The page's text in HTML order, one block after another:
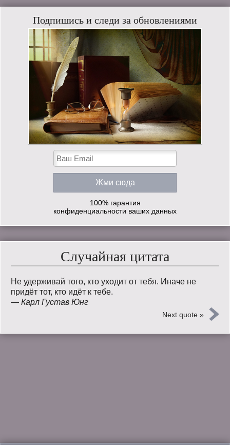
Подпишись и следи за обновлениями
100% гарантия
конфиденциальности ваших данных
Случайная цитата
Не удерживай того, кто уходит от тебя. Иначе не
придёт тот, кто идёт к тебе.
— Карл Густав Юнг
Next quote »